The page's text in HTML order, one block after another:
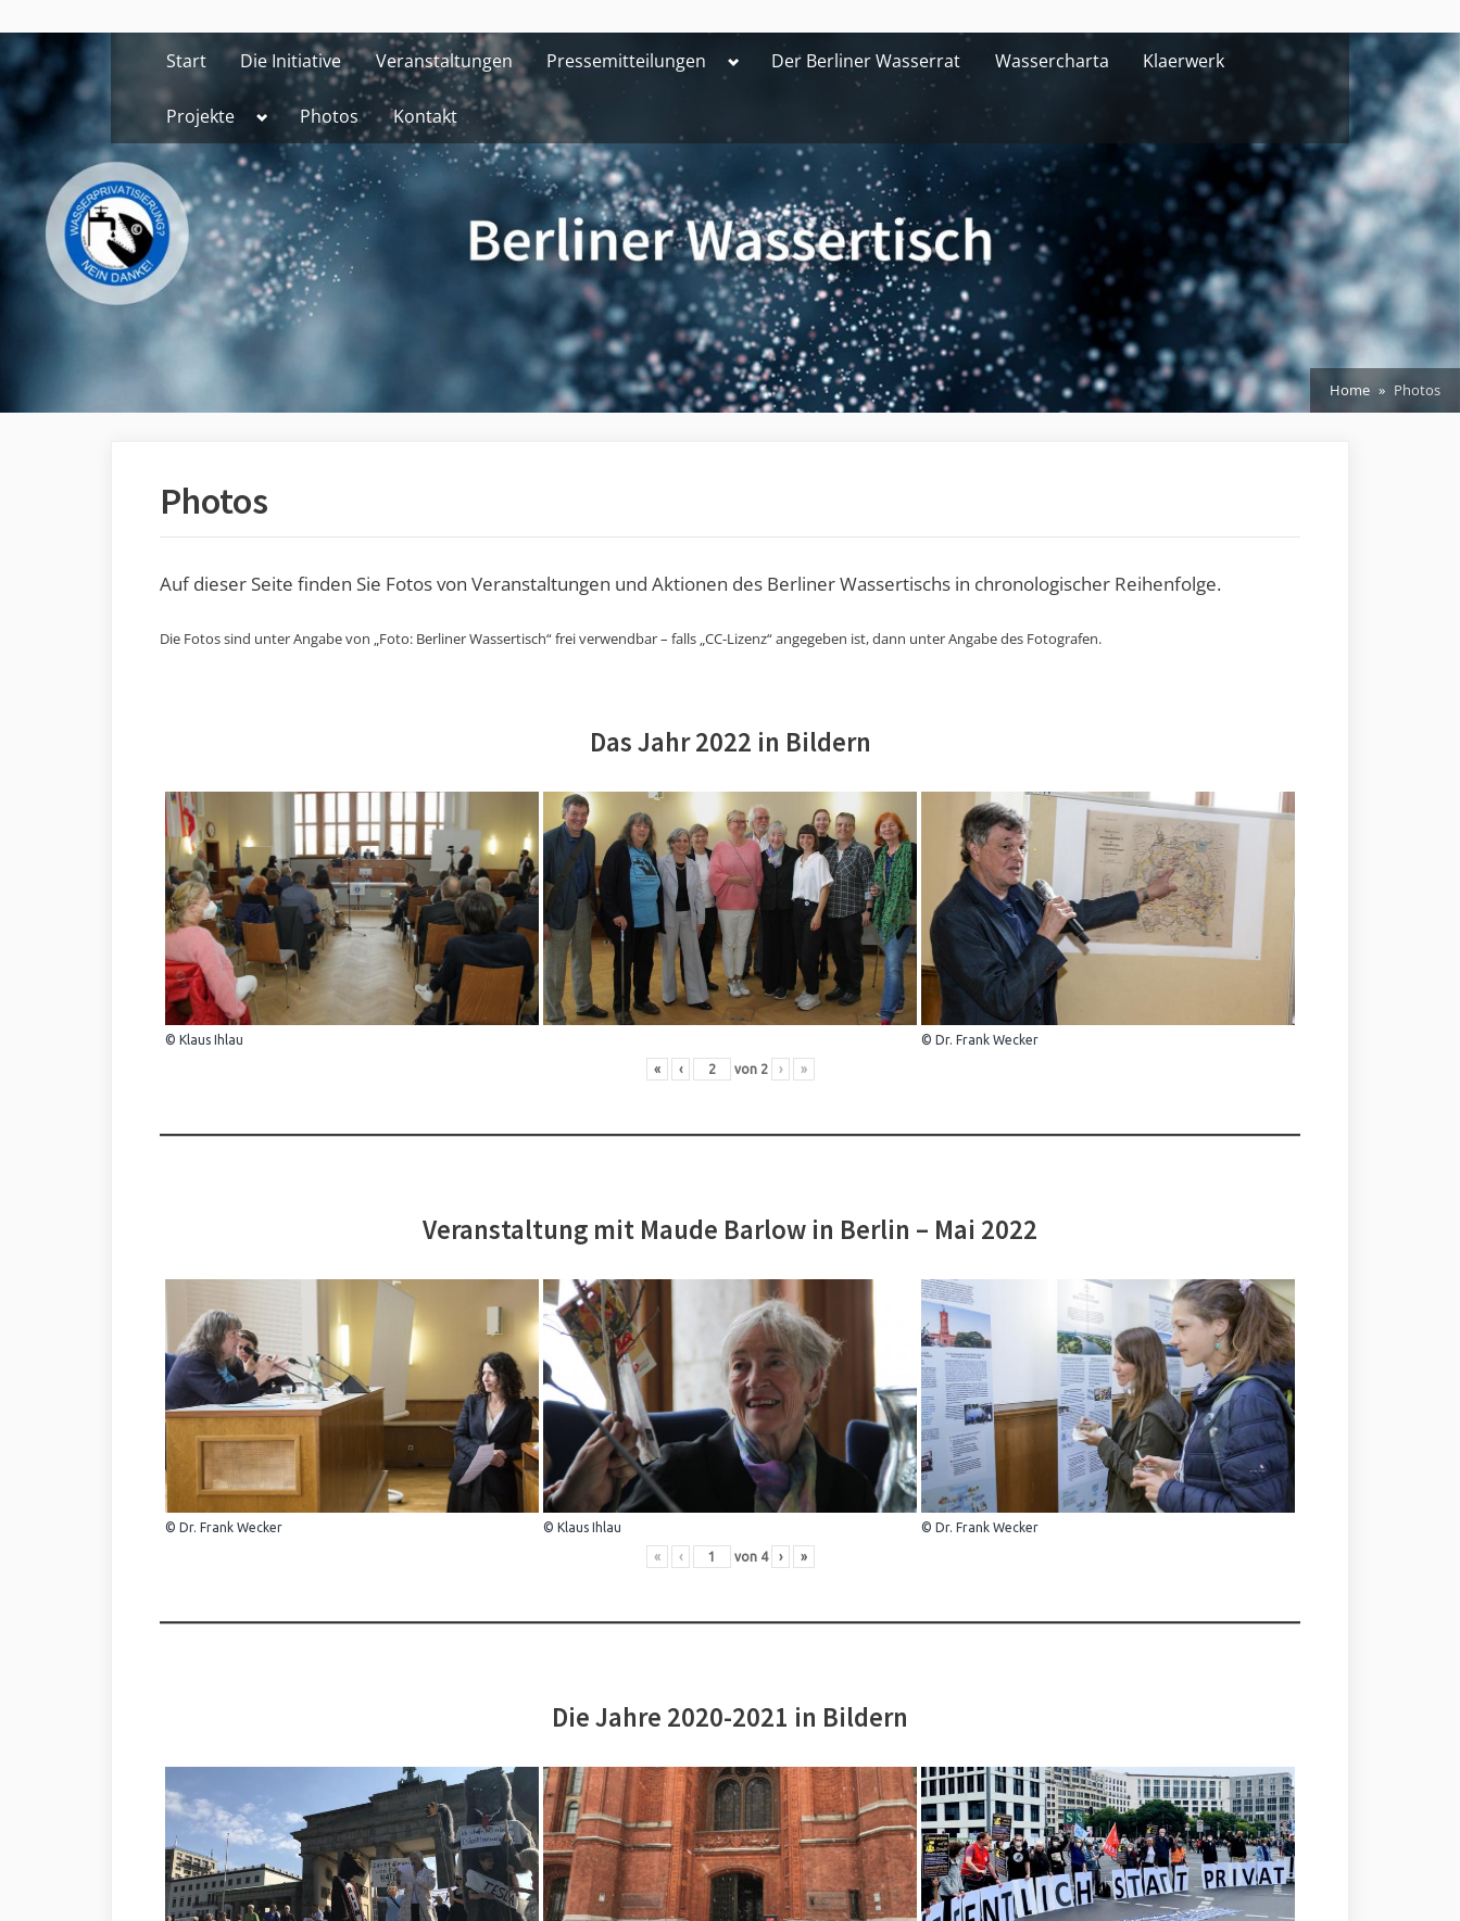
to
content
Start Die Initiative Veranstaltungen Pressemitteilungen ToggleDer Berliner Wasserrat Wassercharta Klaerwerk
Projekte Toggle
menu
Photos Kontakt
Home Photos
Photos
Auf dieser Seite finden Sie Fotos von Veranstaltungen und Aktionen des Berliner Wassertischs in chronologischer Reihenfolge.
Die Fotos sind unter Angabe von „Foto: Berliner Wassertisch“ frei verwendbar – falls „CC-Lizenz“ angegeben ist, dann unter Angabe des Fotografen.
Das Jahr 2022 in Bildern
© Klaus Ihlau © Dr. Frank Wecker
« ‹ von 2 › »
Veranstaltung mit Maude Barlow in Berlin – Mai 2022
© Dr. Frank Wecker © Klaus Ihlau © Dr. Frank Wecker
« ‹ von 4 › »
Die Jahre 2020-2021 in Bildern